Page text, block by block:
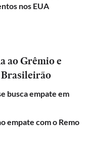
nos EUA
ao Grêmio e
Brasileirão
busca empate em
empate com o Remo